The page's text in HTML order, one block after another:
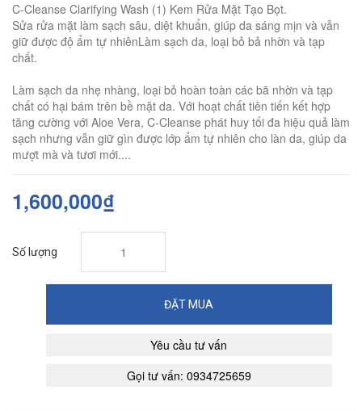
C-Cleanse Clarifying Wash (1) Kem Rửa Mặt Tạo Bọt.
Sửa rửa mặt làm sạch sâu, diệt khuẩn, giúp da sáng mịn và vẫn
giữ được độ ẩm tự nhiênLàm sạch da, loại bỏ bả nhờn và tạp
chất.
Làm sạch da nhẹ nhàng, loại bỏ hoàn toàn các bã nhờn và tạp
chất có hại bám trên bề mặt da. Với hoạt chất tiên tiến kết hợp
tăng cường với Aloe Vera, C-Cleanse phát huy tối đa hiệu quả làm
sạch nhưng vẫn giữ gìn được lớp ẩm tự nhiên cho làn da, giúp da
mượt mà và tươi mới....
1,600,000₫
Số lượng
ĐẶT MUA
Yêu cầu tư vấn
Gọi tư vấn: 0934725659